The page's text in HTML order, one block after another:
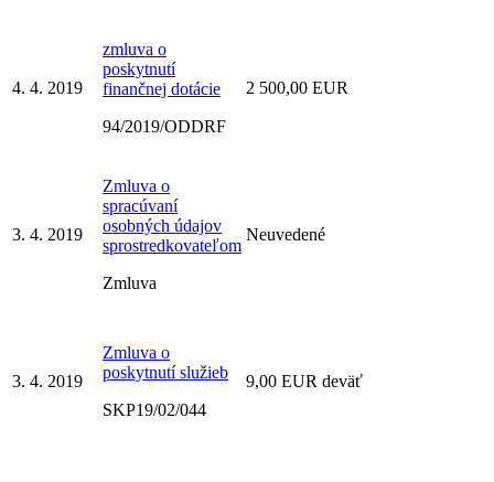
4. 4. 2019
zmluva o
poskytnutí
finančnej dotácie
94/2019/ODDRF
2 500,00 EUR
3. 4. 2019
Zmluva o
spracúvaní
osobných údajov
sprostredkovateľom
Zmluva
Neuvedené
3. 4. 2019
Zmluva o
poskytnutí služieb
SKP19/02/044
9,00 EUR deväť